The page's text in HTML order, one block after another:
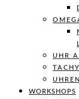
UHR
WORKSHOPS